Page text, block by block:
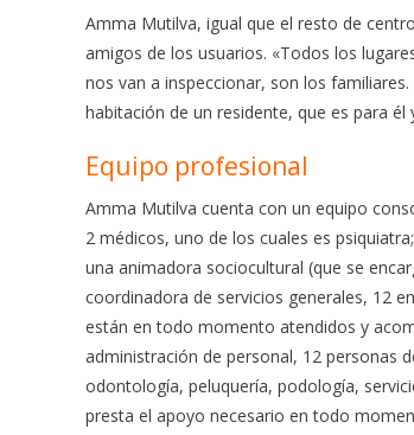
Amma Mutilva, igual que el resto de
amigos de los usuarios. «Todos los
nos van a inspeccionar, son los
habitación de un residente, que es para
Equipo profesional
Amma Mutilva cuenta con un equipo
2 médicos, uno de los cuales es
una animadora sociocultural (que se
coordinadora de servicios generales, 12
están en todo momento atendidos y
administración de personal, 12 personas
odontología, peluquería, podología,
presta el apoyo necesario en todo